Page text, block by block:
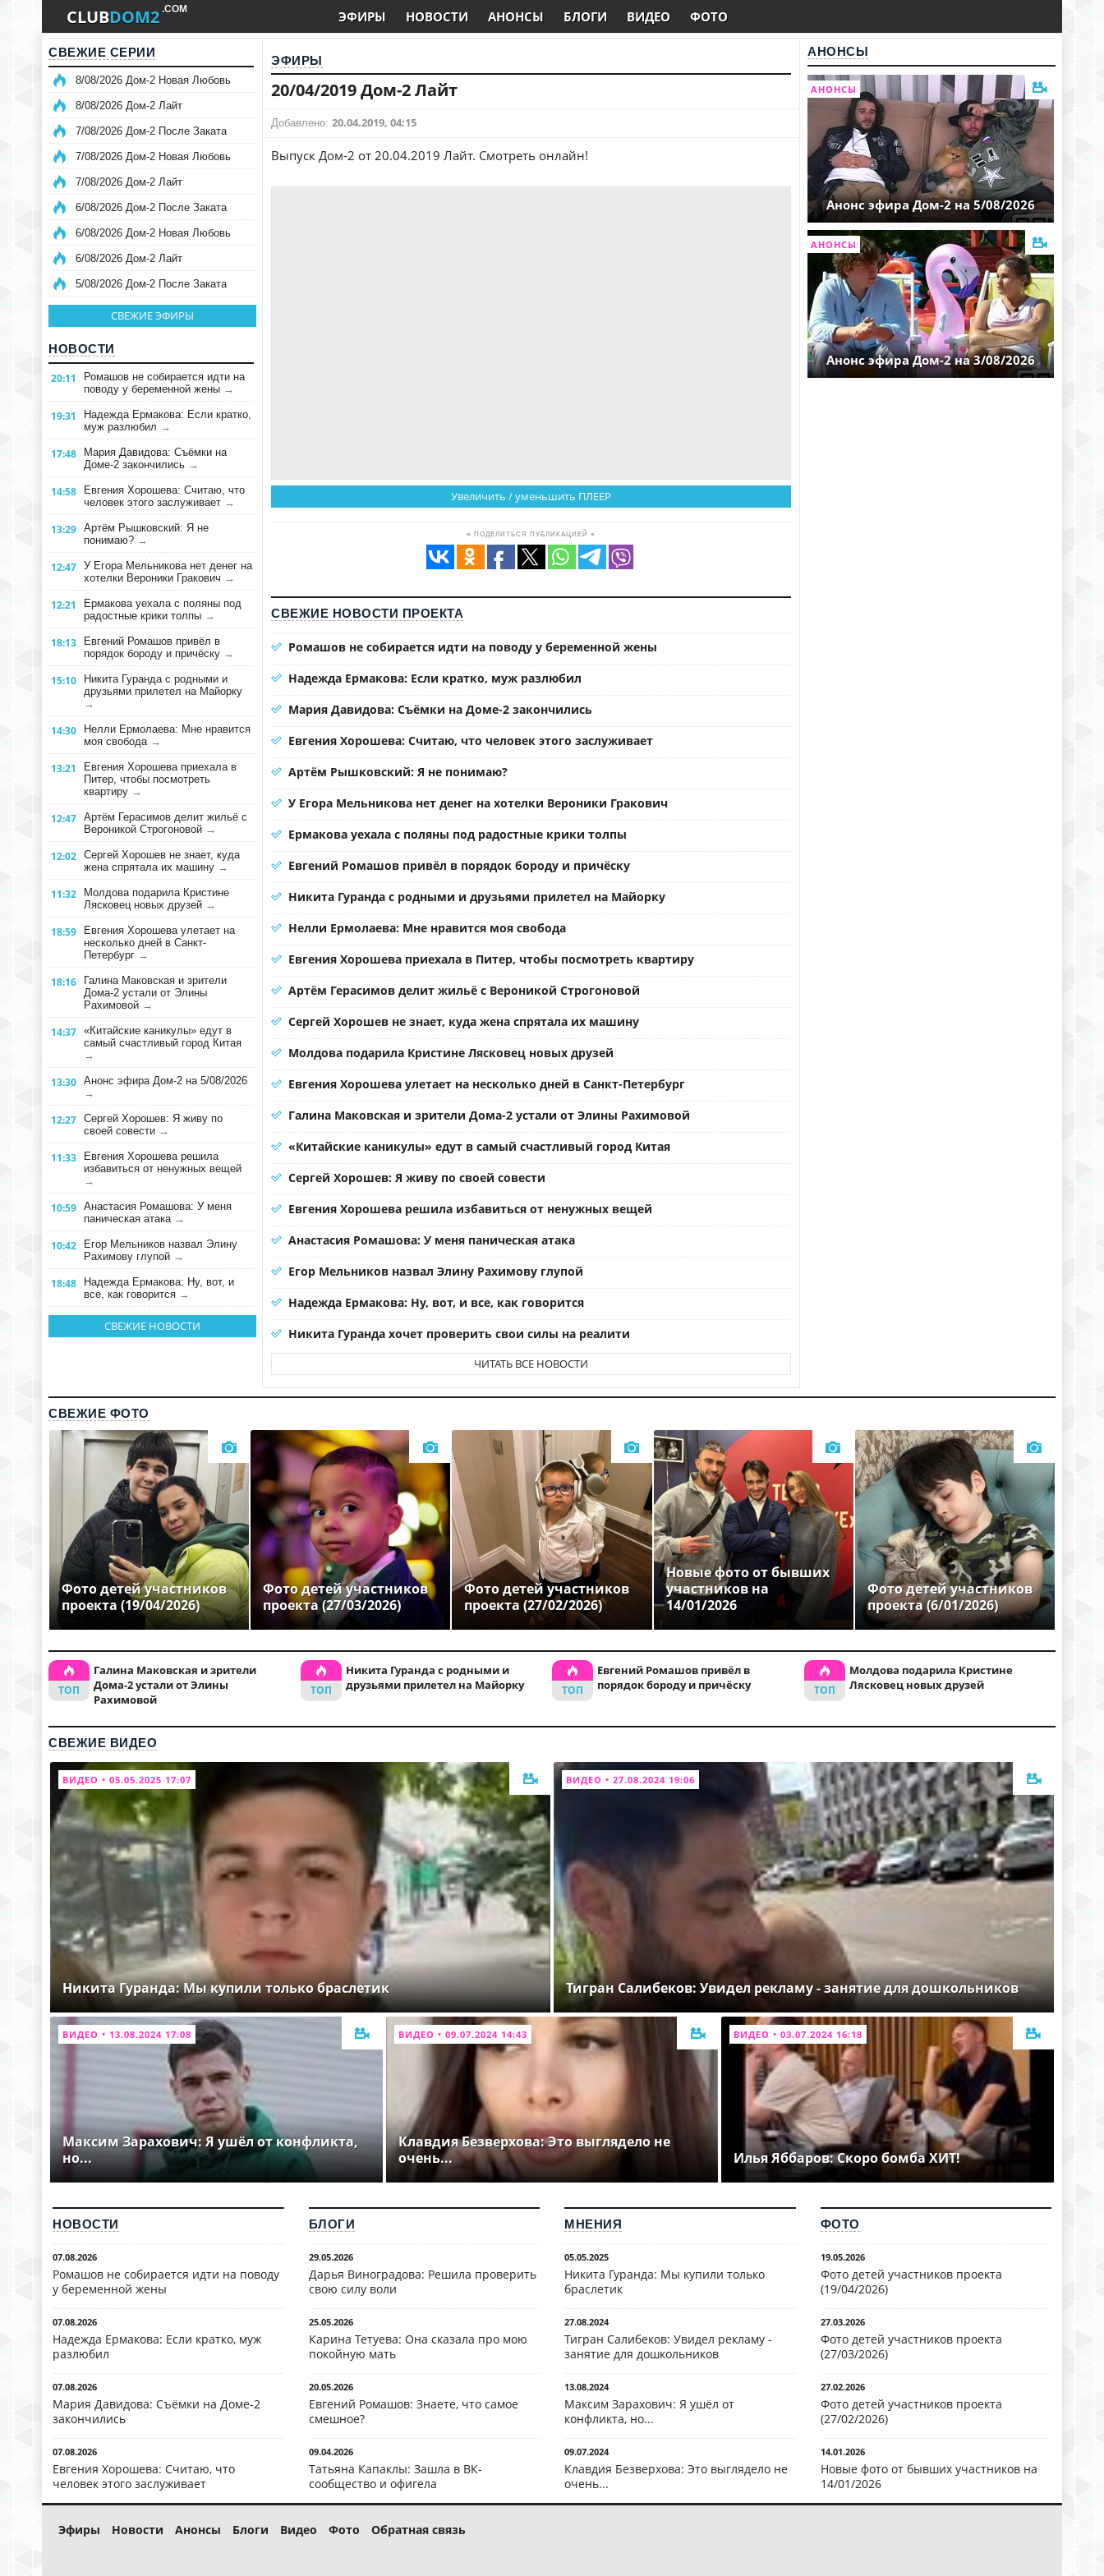
CLUBDOM2 .COM ЭФИРЫ НОВОСТИ АНОНСЫ БЛОГИ ВИДЕО ФОТО
СВЕЖИЕ СЕРИИ
8/08/2026 Дом-2 Новая Любовь
8/08/2026 Дом-2 Лайт
7/08/2026 Дом-2 После Заката
7/08/2026 Дом-2 Новая Любовь
7/08/2026 Дом-2 Лайт
6/08/2026 Дом-2 После Заката
6/08/2026 Дом-2 Новая Любовь
6/08/2026 Дом-2 Лайт
5/08/2026 Дом-2 После Заката
СВЕЖИЕ ЭФИРЫ
НОВОСТИ
20:11
Ромашов не собирается идти на
поводу у беременной жены →
19:31
Надежда Ермакова: Если кратко,
муж разлюбил →
17:48
Мария Давидова: Съёмки на
Доме-2 закончились →
14:58
Евгения Хорошева: Считаю, что
человек этого заслуживает →
13:29 Артём Рышковский: Я не
понимаю? →
12:47 У Егора Мельникова нет денег на
хотелки Вероники Гракович →
12:21
Ермакова уехала с поляны под
радостные крики толпы →
18:13
Евгений Ромашов привёл в
порядок бороду и причёску →
15:10
Никита Гуранда с родными и
друзьями прилетел на Майорку
→
14:30
Нелли Ермолаева: Мне нравится
моя свобода →
13:21
Евгения Хорошева приехала в
Питер, чтобы посмотреть
квартиру →
12:47 Артём Герасимов делит жильё с
Вероникой Строгоновой →
12:02 Сергей Хорошев не знает, куда
жена спрятала их машину →
11:32
Молдова подарила Кристине
Лясковец новых друзей →
18:59
Евгения Хорошева улетает на
несколько дней в Санкт-
Петербург →
18:16
Галина Маковская и зрители
Дома-2 устали от Элины
Рахимовой →
14:37 «Китайские каникулы» едут в
самый счастливый город Китая
→
13:30 Анонс эфира Дом-2 на 5/08/2026
→
12:27 Сергей Хорошев: Я живу по
своей совести →
11:33
Евгения Хорошева решила
избавиться от ненужных вещей
→
10:59 Анастасия Ромашова: У меня
паническая атака →
10:42
Егор Мельников назвал Элину
Рахимову глупой →
18:48
Надежда Ермакова: Ну, вот, и
все, как говорится →
СВЕЖИЕ НОВОСТИ
ЭФИРЫ
20/04/2019 Дом-2 Лайт
Добавлено: 20.04.2019, 04:15
Выпуск Дом-2 от 20.04.2019 Лайт. Смотреть онлайн!
Увеличить / уменьшить ПЛЕЕР
≡ ПОДЕЛИТЬСЯ ПУБЛИКАЦИЕЙ ≡
СВЕЖИЕ НОВОСТИ ПРОЕКТА
Ромашов не собирается идти на поводу у беременной жены
Надежда Ермакова: Если кратко, муж разлюбил
Мария Давидова: Съёмки на Доме-2 закончились
Евгения Хорошева: Считаю, что человек этого заслуживает
Артём Рышковский: Я не понимаю?
У Егора Мельникова нет денег на хотелки Вероники Гракович
Ермакова уехала с поляны под радостные крики толпы
Евгений Ромашов привёл в порядок бороду и причёску
Никита Гуранда с родными и друзьями прилетел на Майорку
Нелли Ермолаева: Мне нравится моя свобода
Евгения Хорошева приехала в Питер, чтобы посмотреть квартиру
Артём Герасимов делит жильё с Вероникой Строгоновой
Сергей Хорошев не знает, куда жена спрятала их машину
Молдова подарила Кристине Лясковец новых друзей
Евгения Хорошева улетает на несколько дней в Санкт-Петербург
Галина Маковская и зрители Дома-2 устали от Элины Рахимовой
«Китайские каникулы» едут в самый счастливый город Китая
Сергей Хорошев: Я живу по своей совести
Евгения Хорошева решила избавиться от ненужных вещей
Анастасия Ромашова: У меня паническая атака
Егор Мельников назвал Элину Рахимову глупой
Надежда Ермакова: Ну, вот, и все, как говорится
Никита Гуранда хочет проверить свои силы на реалити
ЧИТАТЬ ВСЕ НОВОСТИ
АНОНСЫ
АНОНСЫ
Анонс эфира Дом-2 на 5/08/2026
АНОНСЫ
Анонс эфира Дом-2 на 3/08/2026
СВЕЖИЕ ФОТО
Фото детей участников
проекта (19/04/2026)
Фото детей участников
проекта (27/03/2026)
Фото детей участников
проекта (27/02/2026)
Новые фото от бывших
участников на
14/01/2026
Фото детей участников
проекта (6/01/2026)
Галина Маковская и зрители
Дома-2 устали от Элины
Рахимовой
Никита Гуранда с родными и
друзьями прилетел на Майорку
Евгений Ромашов привёл в
порядок бороду и причёску
Молдова подарила Кристине
Лясковец новых друзей
СВЕЖИЕ ВИДЕО
ВИДЕО • 05.05.2025 17:07
Никита Гуранда: Мы купили только браслетик
ВИДЕО • 27.08.2024 19:06
Тигран Салибеков: Увидел рекламу - занятие для дошкольников
ВИДЕО • 13.08.2024 17:08
Максим Зарахович: Я ушёл от конфликта,
но...
ВИДЕО • 09.07.2024 14:43
Клавдия Безверхова: Это выглядело не
очень...
ВИДЕО • 03.07.2024 16:18
Илья Яббаров: Скоро бомба ХИТ!
НОВОСТИ
07.08.2026
Ромашов не собирается идти на поводу
у беременной жены
07.08.2026
Надежда Ермакова: Если кратко, муж
разлюбил
07.08.2026
Мария Давидова: Съёмки на Доме-2
закончились
07.08.2026
Евгения Хорошева: Считаю, что
человек этого заслуживает
БЛОГИ
29.05.2026
Дарья Виноградова: Решила проверить
свою силу воли
25.05.2026
Карина Тетуева: Она сказала про мою
покойную мать
20.05.2026
Евгений Ромашов: Знаете, что самое
смешное?
09.04.2026
Татьяна Капаклы: Зашла в ВК-
сообщество и офигела
МНЕНИЯ
05.05.2025
Никита Гуранда: Мы купили только
браслетик
27.08.2024
Тигран Салибеков: Увидел рекламу -
занятие для дошкольников
13.08.2024
Максим Зарахович: Я ушёл от
конфликта, но...
09.07.2024
Клавдия Безверхова: Это выглядело не
очень...
ФОТО
19.05.2026
Фото детей участников проекта
(19/04/2026)
27.03.2026
Фото детей участников проекта
(27/03/2026)
27.02.2026
Фото детей участников проекта
(27/02/2026)
14.01.2026
Новые фото от бывших участников на
14/01/2026
Эфиры Новости Анонсы Блоги Видео Фото Обратная связь